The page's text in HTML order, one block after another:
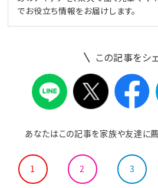
でお役立ち情報をお届けします。
この記事をシ
あなたはこの記事を家族や友達に
1 2 3